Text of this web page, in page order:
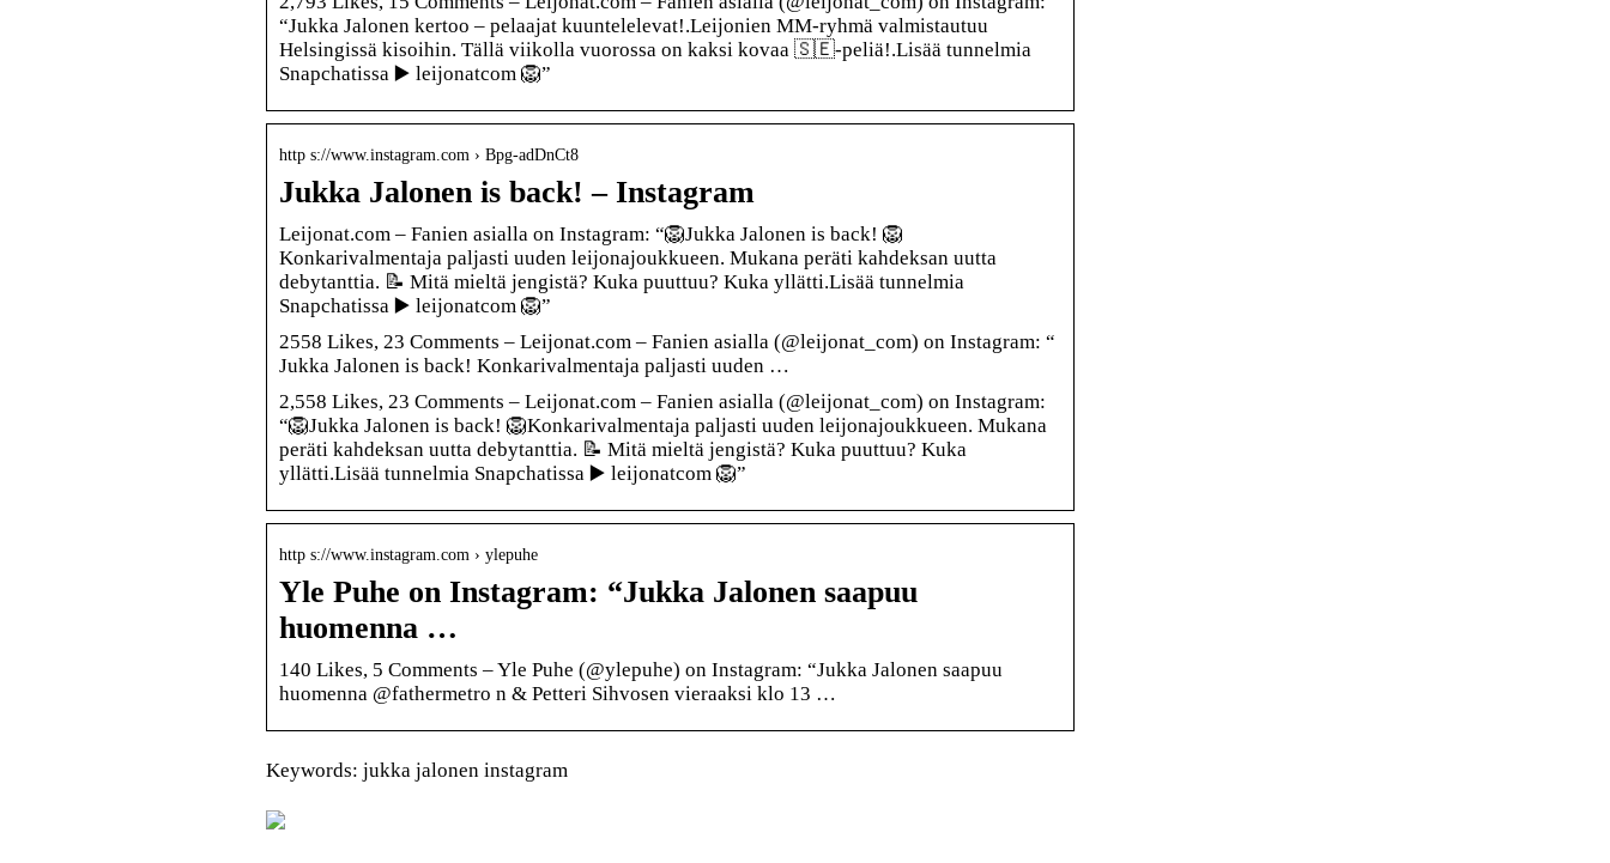
“Jukka Jalonen kertoo – pelaajat kuuntelelevat!.Leijonien MM-ryhmä valmistautuu
Helsingissä kisoihin. Tällä viikolla vuorossa on kaksi kovaa 🇸🇪-peliä!.Lisää tunnelmia
Snapchatissa ▶️ leijonatcom 🦁”
http s://www.instagram.com › Bpg-adDnCt8
Jukka Jalonen is back! – Instagram
Leijonat.com – Fanien asialla on Instagram: “🦁Jukka Jalonen is back! 🦁
Konkarivalmentaja paljasti uuden leijonajoukkueen. Mukana peräti kahdeksan uutta
debytanttia. 📝 Mitä mieltä jengistä? Kuka puuttuu? Kuka yllätti.Lisää tunnelmia
Snapchatissa ▶️ leijonatcom 🦁”
2558 Likes, 23 Comments – Leijonat.com – Fanien asialla (@leijonat_com) on Instagram: “
Jukka Jalonen is back! Konkarivalmentaja paljasti uuden …
2,558 Likes, 23 Comments – Leijonat.com – Fanien asialla (@leijonat_com) on Instagram:
“🦁Jukka Jalonen is back! 🦁Konkarivalmentaja paljasti uuden leijonajoukkueen. Mukana
peräti kahdeksan uutta debytanttia. 📝 Mitä mieltä jengistä? Kuka puuttuu? Kuka
yllätti.Lisää tunnelmia Snapchatissa ▶️ leijonatcom 🦁”
http s://www.instagram.com › ylepuhe
Yle Puhe on Instagram: “Jukka Jalonen saapuu
huomenna …
140 Likes, 5 Comments – Yle Puhe (@ylepuhe) on Instagram: “Jukka Jalonen saapuu
huomenna @fathermetro n & Petteri Sihvosen vieraaksi klo 13 …
Keywords: jukka jalonen instagram